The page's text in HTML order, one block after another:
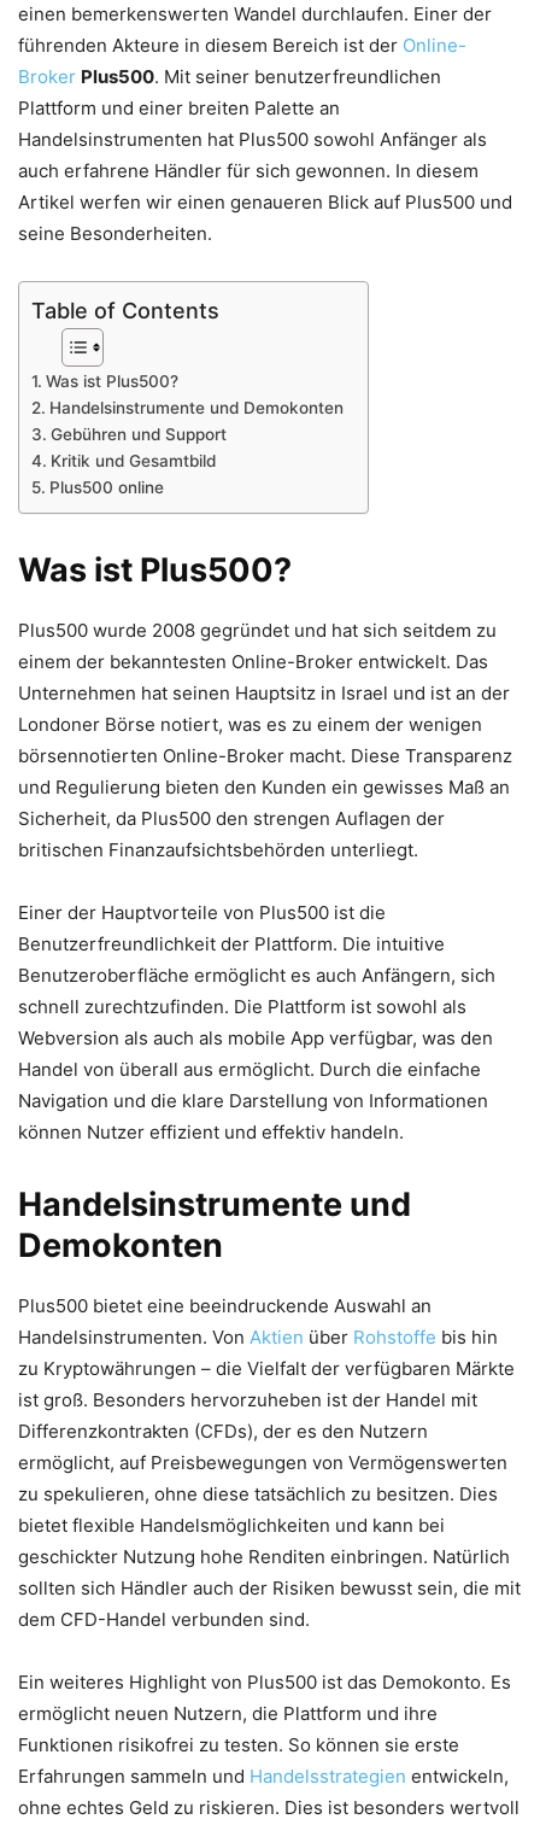
einen bemerkenswerten Wandel durchlaufen. Einer der
führenden Akteure in diesem Bereich ist der Online-
Broker Plus500. Mit seiner benutzerfreundlichen
Plattform und einer breiten Palette an
Handelsinstrumenten hat Plus500 sowohl Anfänger als
auch erfahrene Händler für sich gewonnen. In diesem
Artikel werfen wir einen genaueren Blick auf Plus500 und
seine Besonderheiten.
Table of Contents
Was ist Plus500?
Handelsinstrumente und Demokonten
Gebühren und Support
Kritik und Gesamtbild
Plus500 online
Was ist Plus500?
Plus500 wurde 2008 gegründet und hat sich seitdem zu
einem der bekanntesten Online-Broker entwickelt. Das
Unternehmen hat seinen Hauptsitz in Israel und ist an der
Londoner Börse notiert, was es zu einem der wenigen
börsennotierten Online-Broker macht. Diese Transparenz
und Regulierung bieten den Kunden ein gewisses Maß an
Sicherheit, da Plus500 den strengen Auflagen der
britischen Finanzaufsichtsbehörden unterliegt.
Einer der Hauptvorteile von Plus500 ist die
Benutzerfreundlichkeit der Plattform. Die intuitive
Benutzeroberfläche ermöglicht es auch Anfängern, sich
schnell zurechtzufinden. Die Plattform ist sowohl als
Webversion als auch als mobile App verfügbar, was den
Handel von überall aus ermöglicht. Durch die einfache
Navigation und die klare Darstellung von Informationen
können Nutzer effizient und effektiv handeln.
Handelsinstrumente und
Demokonten
Plus500 bietet eine beeindruckende Auswahl an
Handelsinstrumenten. Von Aktien über Rohstoffe bis hin
zu Kryptowährungen – die Vielfalt der verfügbaren Märkte
ist groß. Besonders hervorzuheben ist der Handel mit
Differenzkontrakten (CFDs), der es den Nutzern
ermöglicht, auf Preisbewegungen von Vermögenswerten
zu spekulieren, ohne diese tatsächlich zu besitzen. Dies
bietet flexible Handelsmöglichkeiten und kann bei
geschickter Nutzung hohe Renditen einbringen. Natürlich
sollten sich Händler auch der Risiken bewusst sein, die mit
dem CFD-Handel verbunden sind.
Ein weiteres Highlight von Plus500 ist das Demokonto. Es
ermöglicht neuen Nutzern, die Plattform und ihre
Funktionen risikofrei zu testen. So können sie erste
Erfahrungen sammeln und Handelsstrategien entwickeln,
ohne echtes Geld zu riskieren. Dies ist besonders wertvoll